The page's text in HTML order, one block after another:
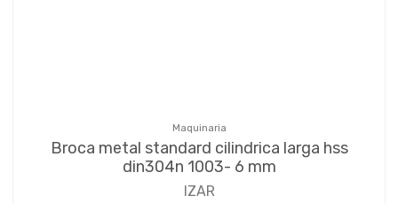
Maquinaria
Broca metal standard cilindrica larga hss
din304n 1003- 6 mm
IZAR